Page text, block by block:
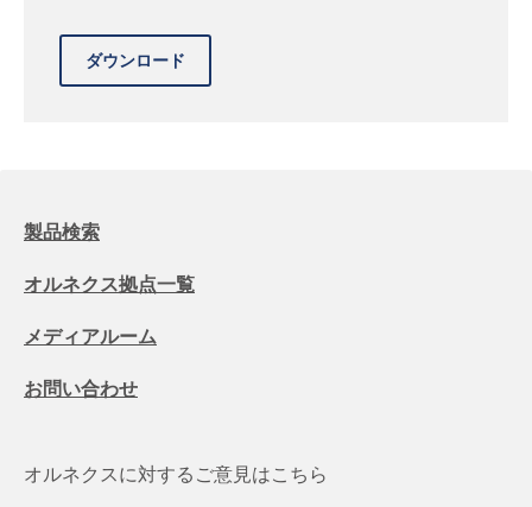
製品検索
オルネクス拠点一覧
メディアルーム
お問い合わせ
オルネクスに対するご意見はこちら